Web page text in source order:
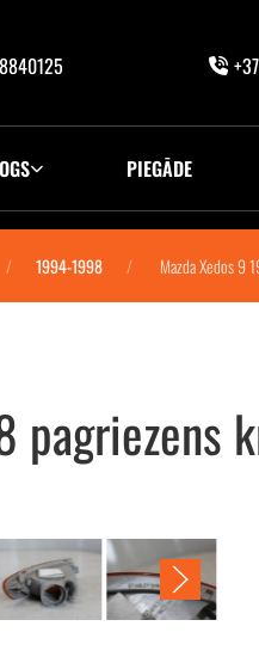
PIEGĀDE
1994-1998 Mazda Xedos 9
pagriezens